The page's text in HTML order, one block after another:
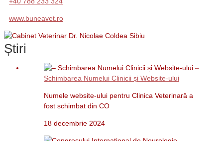
www.buneavet.ro
Știri
–
Schimbarea Numelui Clinicii și Website-ului
Numele website-ului pentru Clinica Veterinară a
fost schimbat din CO
18 decembrie 2024